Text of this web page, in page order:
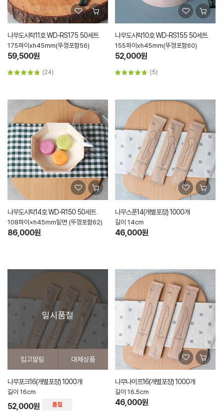
나무도시락11호 WD-RS175 50세트
175파이xh45mm(뚜껑포함56)
59,500원
(24)
나무도시락10호 WD-RS155 50세트
155파이xh45mm(뚜껑포함60)
52,000원
(5)
나무도시락14호 WD-R150 50세트
108파이×h45mm밑면 (뚜껑포함62)
86,000원
나무스푼14(개별포장) 1000개
길이 14cm
46,000원
일시품절
입고알림 대체상품
나무포크16(개별포장) 1000개
길이 16cm
52,000원
나무나이프16(개별포장) 1000개
길이 16.5cm
46,000원